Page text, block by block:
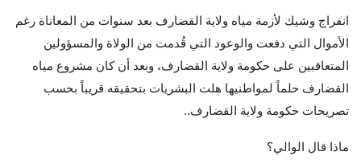
انفراج وشيك لأزمة مياه ولاية القضارف بعد سنوات من المعاناة رغم
الأموال التي دفعت والوعود التي قُدمت من الولاة والمسؤولين
المتعاقبين على حكومة ولاية القضارف، وبعد أن كان مشروع مياه
القضارف حلماً لمواطنيها هلت البشريات بتحقيقه قريباً بحسب
تصريحات حكومة ولاية القضارف..
ماذا قال الوالي؟